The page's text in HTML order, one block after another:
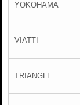
YOKOHAMA
VIATTI
TRIANGLE